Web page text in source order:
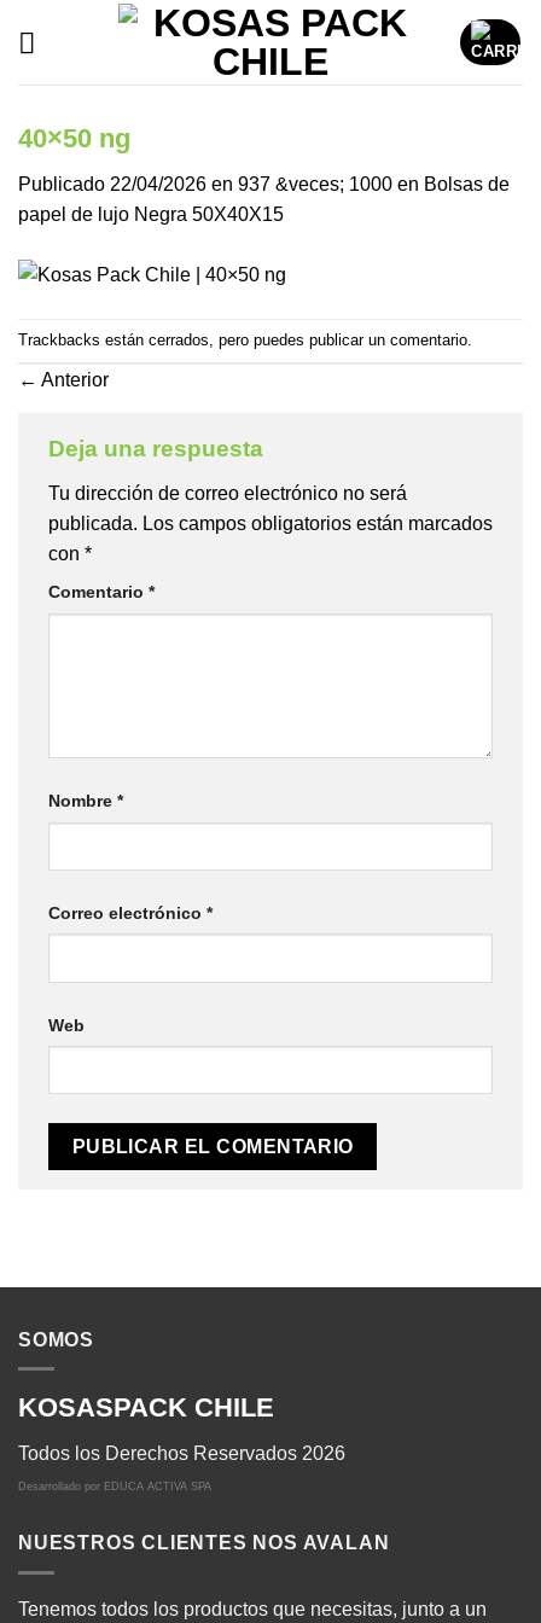
40×50 ng
Publicado 22/04/2026 en 937 &veces; 1000 en Bolsas de
papel de lujo Negra 50X40X15
Trackbacks están cerrados, pero puedes publicar un comentario
← Anterior
Deja una respuesta
Tu dirección de correo electrónico no será
publicada. Los campos obligatorios están marcados
con *
Comentario *
Nombre *
Correo electrónico *
Web
SOMOS
KOSASPACK CHILE
Todos los Derechos Reservados 2026
Desarrollado por EDUCA ACTIVA SPA
NUESTROS CLIENTES NOS AVALAN
Tenemos todos los productos que necesitas, junto a un